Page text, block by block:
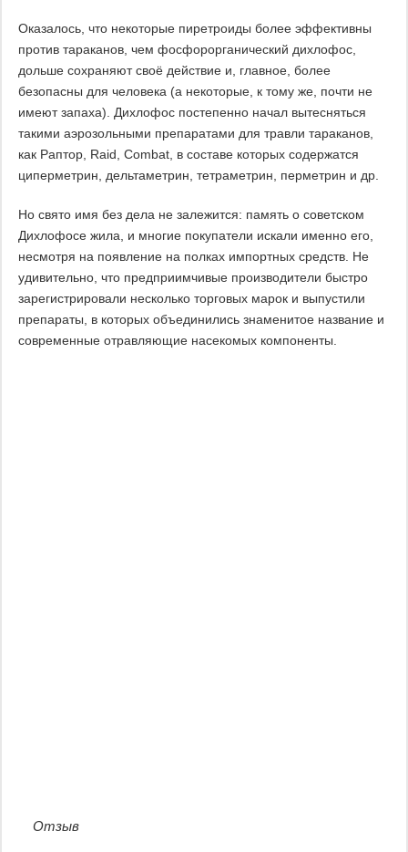
Оказалось, что некоторые пиретроиды более эффективны
против тараканов, чем фосфорорганический дихлофос,
дольше сохраняют своё действие и, главное, более
безопасны для человека (а некоторые, к тому же, почти не
имеют запаха). Дихлофос постепенно начал вытесняться
такими аэрозольными препаратами для травли тараканов,
как Раптор, Raid, Combat, в составе которых содержатся
циперметрин, дельтаметрин, тетраметрин, перметрин и др.
Но свято имя без дела не залежится: память о советском
Дихлофосе жила, и многие покупатели искали именно его,
несмотря на появление на полках импортных средств. Не
удивительно, что предприимчивые производители быстро
зарегистрировали несколько торговых марок и выпустили
препараты, в которых объединились знаменитое название и
современные отравляющие насекомых компоненты.
Отзыв